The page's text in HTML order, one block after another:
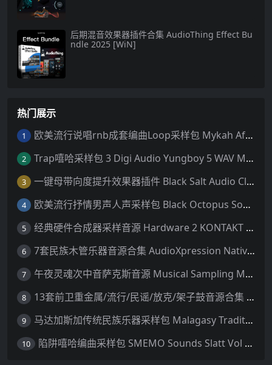
后期混音效果器插件合集 AudioThing Effect Bu
ndle 2025 [WiN]
热门展示
1 欧美流行说唱rnb成套编曲Loop采样包 Mykah Afrobashment Vol.1 Afroswing WAV
2 Trap嘻哈采样包 3 Digi Audio Yungboy 5 WAV MiDi 音色
3 一键母带向度提升效果器插件 Black Salt Audio Clipper v1.1.0 [WiN+MAC]
4 欧美流行抒情男声人声采样包 Black Octopus Sound Heartbroken Vocals By Robbie Hutton WAV 音色
5 经典硬件合成器采样音源 Hardware 2 KONTAKT 非标准音色库
6 7套民族木管乐器音源合集 AudioXpression Native Winds Complete KONTAKT 迪吉里杜管/美洲长笛/奎纳笛/卡瓦尔笛/尺八/皮法诺笛/排箫
7 午夜灵魂次中音萨克斯音源 Musical Sampling Midnight Tenor Sax KONTAKT 音色库
8 13套前卫重金属/流行/民谣/放克/架子鼓音源合集 MixWave Bundle KONTAKT 标准音色库
9 马达加斯加传统民族乐器采样包 Malagasy Traditional Instruments With Tsanta Randri WAV 音色
10 陷阱嘻哈编曲采样包 SMEMO Sounds Slatt Vol 4 Trap Beats WAV MiDi 音色